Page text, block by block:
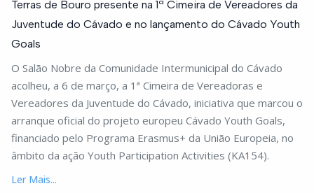
Terras de Bouro presente na 1ª Cimeira de Vereadores da
Juventude do Cávado e no lançamento do Cávado Youth
Goals
O Salão Nobre da Comunidade Intermunicipal do Cávado
acolheu, a 6 de março, a 1ª Cimeira de Vereadoras e
Vereadores da Juventude do Cávado, iniciativa que marcou o
arranque oficial do projeto europeu Cávado Youth Goals,
financiado pelo Programa Erasmus+ da União Europeia, no
âmbito da ação Youth Participation Activities (KA154).
Ler Mais...